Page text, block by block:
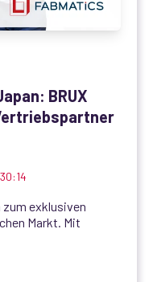
BRUX
exklusiven
Markt. Mit